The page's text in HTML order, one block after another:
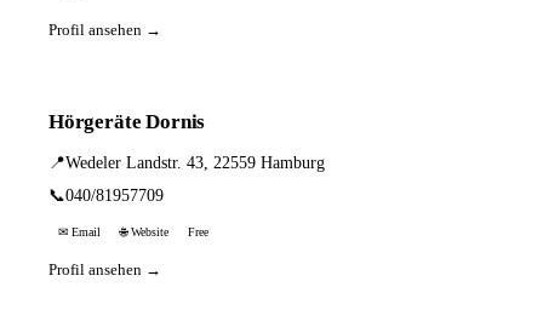
Profil ansehen →
Hörgeräte Dornis
📍Wedeler Landstr. 43, 22559 Hamburg
📞040/81957709
✉ Email 🌐 Website Free
Profil ansehen →